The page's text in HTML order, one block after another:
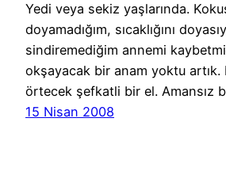
Yedi veya sekiz yaşlarında.
doyamadığım, sıcaklığını
sindiremediğim annemi
okşayacak bir anam yoktu artık.
örtecek şefkatli bir el. Amansız
15 Nisan 2008